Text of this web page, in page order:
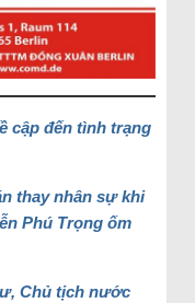
cập đến tình trạng
thay nhân sự khi
Phú Trọng ốm
Chủ tịch nước